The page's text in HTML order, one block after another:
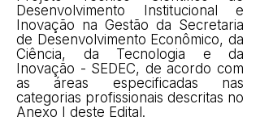
Desenvolvimento Institucional e
Inovação na Gestão da Secretaria
de Desenvolvimento Econômico, da
Ciência, da Tecnologia e da
Inovação - SEDEC, de acordo com
as áreas especificadas nas
categorias profissionais descritas no
Anexo I deste Edital.